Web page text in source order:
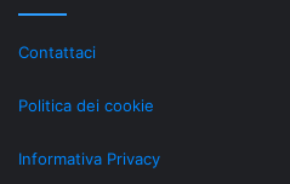
Contattaci
Politica dei cookie
Informativa Privacy